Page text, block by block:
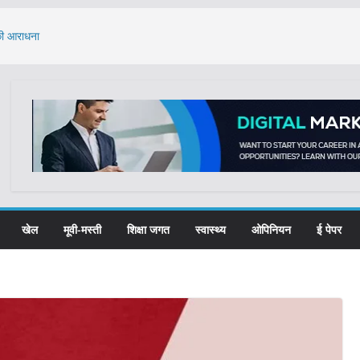
आराधना
फिल्म
ने लिया नशा
खेल मूवी-मस्ती शिक्षा जगत स्वास्थ्य ओपिनियन ई पेपर